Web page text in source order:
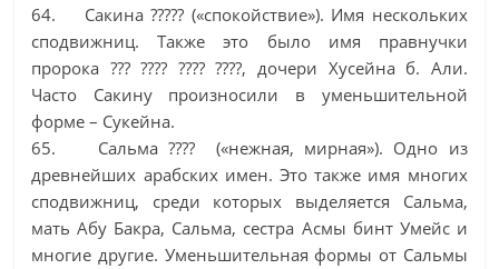
64. Сакина ????? («спокойствие»). Имя нескольких
сподвижниц. Также это было имя правнучки
пророка ??? ???? ???? ????, дочери Хусейна б. Али.
Часто Сакину произносили в уменьшительной
форме – Сукейна.
65. Сальма ???? («нежная, мирная»). Одно из
древнейших арабских имен. Это также имя многих
сподвижниц, среди которых выделяется Сальма,
мать Абу Бакра, Сальма, сестра Асмы бинт Умейс и
многие другие. Уменьшительная формы от Сальмы